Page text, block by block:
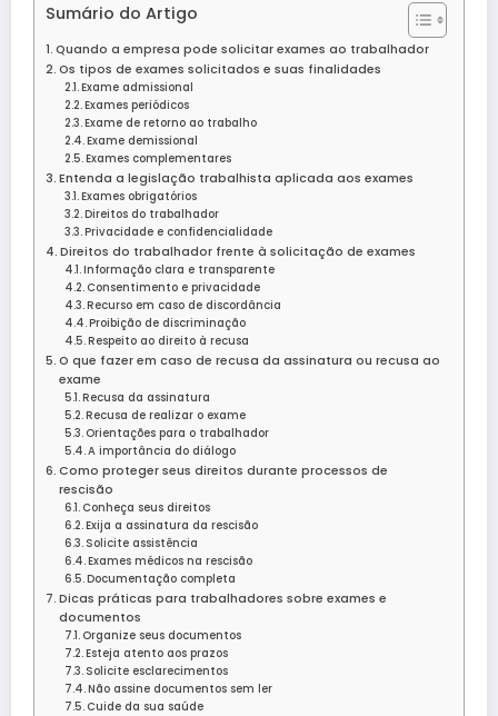
Sumário do Artigo
Quando a empresa pode solicitar exames ao trabalhador
Os tipos de exames solicitados e suas finalidades
Exame admissional
Exames periódicos
Exame de retorno ao trabalho
Exame demissional
Exames complementares
Entenda a legislação trabalhista aplicada aos exames
Exames obrigatórios
Direitos do trabalhador
Privacidade e confidencialidade
Direitos do trabalhador frente à solicitação de exames
Informação clara e transparente
Consentimento e privacidade
Recurso em caso de discordância
Proibição de discriminação
Respeito ao direito à recusa
O que fazer em caso de recusa da assinatura ou recusa ao
exame
Recusa da assinatura
Recusa de realizar o exame
Orientações para o trabalhador
A importância do diálogo
Como proteger seus direitos durante processos de
rescisão
Conheça seus direitos
Exija a assinatura da rescisão
Solicite assistência
Exames médicos na rescisão
Documentação completa
Dicas práticas para trabalhadores sobre exames e
documentos
Organize seus documentos
Esteja atento aos prazos
Solicite esclarecimentos
Não assine documentos sem ler
Cuide da sua saúde